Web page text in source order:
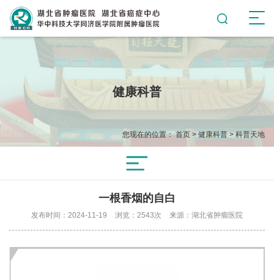
健康科普
您现在的位置： 首页 >健康科普>科普天地
一根香烟的自白
发布时间：2024-11-19 浏览：2543次 来源：湖北省肿瘤医院